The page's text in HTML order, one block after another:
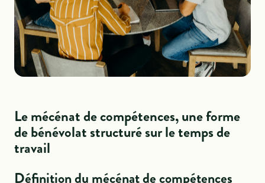
Le mécénat de compétences, une forme
de bénévolat structuré sur le temps de
travail
Définition du mécénat de compétences